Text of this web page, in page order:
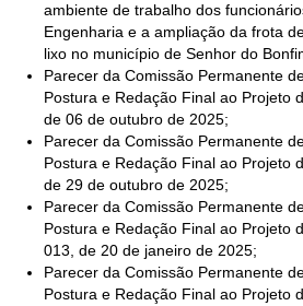
ambiente de trabalho dos
Engenharia e a ampliação da frota
lixo no município de Senhor do
Parecer da Comissão Permanente
Postura e Redação Final ao Projeto
de 06 de outubro de 2025;
Parecer da Comissão Permanente
Postura e Redação Final ao Projeto
de 29 de outubro de 2025;
Parecer da Comissão Permanente
Postura e Redação Final ao Projeto
013, de 20 de janeiro de 2025;
Parecer da Comissão Permanente
Postura e Redação Final ao Projeto